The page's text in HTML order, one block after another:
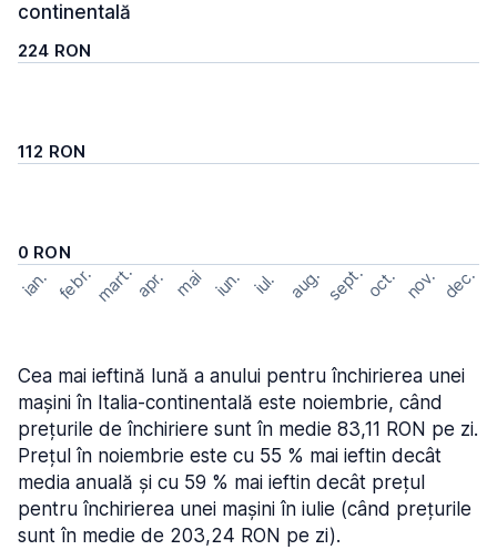
continentală
224 RON
112 RON
0 RON
ian. febr.mart. apr. mai iun. iul. aug. sept. oct. nov. dec.
Cea mai ieftină lună a anului pentru închirierea unei
mașini în Italia-continentală este noiembrie, când
prețurile de închiriere sunt în medie 83,11 RON pe zi.
Prețul în noiembrie este cu 55 % mai ieftin decât
media anuală și cu 59 % mai ieftin decât prețul
pentru închirierea unei mașini în iulie (când prețurile
sunt în medie de 203,24 RON pe zi).